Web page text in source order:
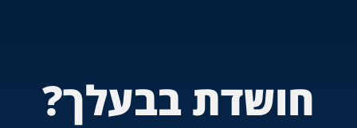
חושדת בבעלך?